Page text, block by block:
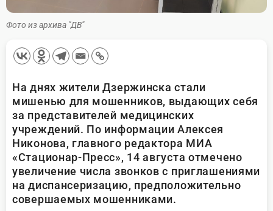
Фото из архива "ДВ"
На днях жители Дзержинска стали
мишенью для мошенников, выдающих себя
за представителей медицинских
учреждений. По информации Алексея
Никонова, главного редактора МИА
«Стационар-Пресс», 14 августа отмечено
увеличение числа звонков с приглашениями
на диспансеризацию, предположительно
совершаемых мошенниками.